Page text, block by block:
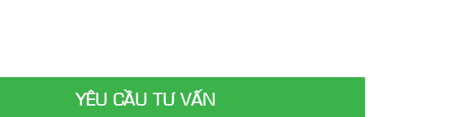
YÊU CẦU TƯ VẤN